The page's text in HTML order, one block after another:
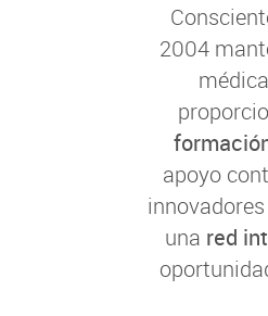
2004
apoyo
una red